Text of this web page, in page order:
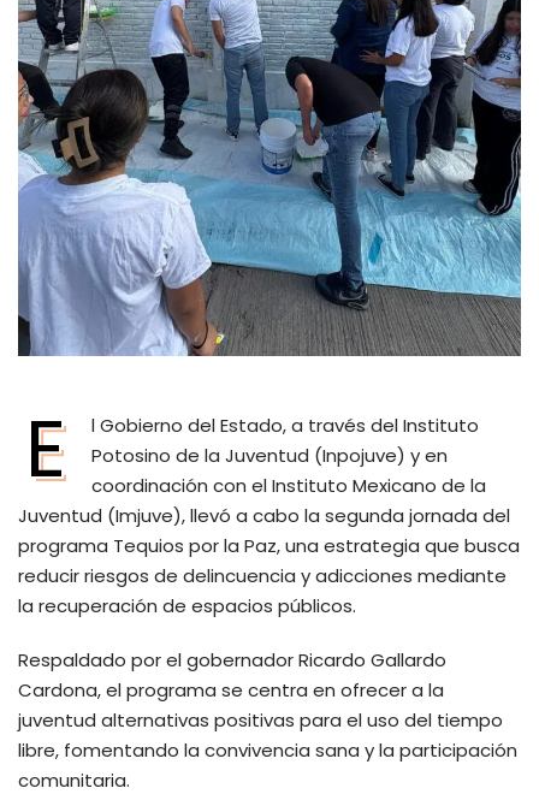
E
l Gobierno del Estado, a través del Instituto
Potosino de la Juventud (Inpojuve) y en
coordinación con el Instituto Mexicano de la
Juventud (Imjuve), llevó a cabo la segunda jornada del
programa Tequios por la Paz, una estrategia que busca
reducir riesgos de delincuencia y adicciones mediante
la recuperación de espacios públicos.
Respaldado por el gobernador Ricardo Gallardo
Cardona, el programa se centra en ofrecer a la
juventud alternativas positivas para el uso del tiempo
libre, fomentando la convivencia sana y la participación
comunitaria.